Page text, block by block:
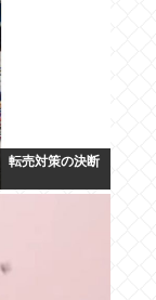
転売対策の決断